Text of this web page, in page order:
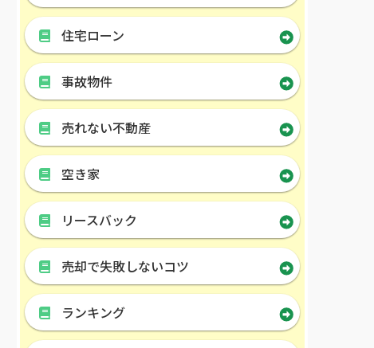
住宅ローン
事故物件
売れない不動産
空き家
リースバック
売却で失敗しないコツ
ランキング